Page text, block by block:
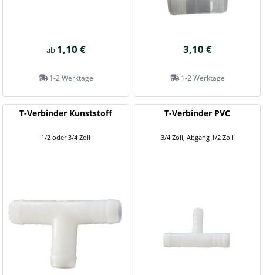
ab 1,10 €
1-2 Werktage
3,10 €
1-2 Werktage
T-Verbinder Kunststoff
1/2 oder 3/4 Zoll
T-Verbinder PVC
3/4 Zoll, Abgang 1/2 Zoll